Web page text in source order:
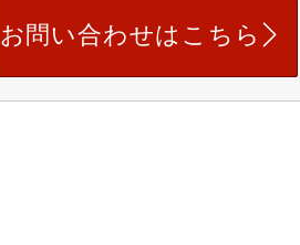
お問い合わせはこちら